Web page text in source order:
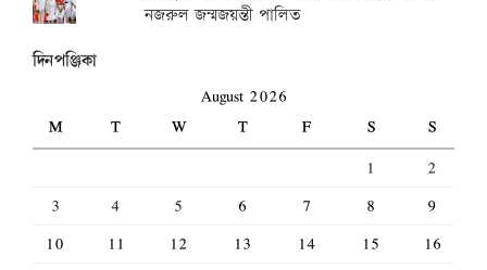
নজরুল জন্মজয়ন্তী পালিত
দিনপঞ্জিকা
August 2026
M
T W T F S
S
1
2
3
4 5 6 7 8
9
10
11 12 13 14 15
16